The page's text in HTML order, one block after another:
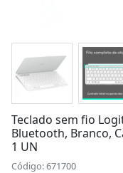
Teclado sem fio
Bluetooth, Branco,
1 UN
Código: 671700